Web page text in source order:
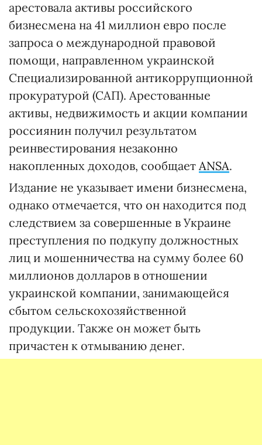
арестовала активы российского
бизнесмена на 41 миллион евро после
запроса о международной правовой
помощи, направленном украинской
Специализированной антикоррупционной
прокуратурой (САП). Арестованные
активы, недвижимость и акции компании
россиянин получил результатом
реинвестирования незаконно
накопленных доходов, сообщает ANSA.
Издание не указывает имени бизнесмена,
однако отмечается, что он находится под
следствием за совершенные в Украине
преступления по подкупу должностных
лиц и мошенничества на сумму более 60
миллионов долларов в отношении
украинской компании, занимающейся
сбытом сельскохозяйственной
продукции. Также он может быть
причастен к отмыванию денег.